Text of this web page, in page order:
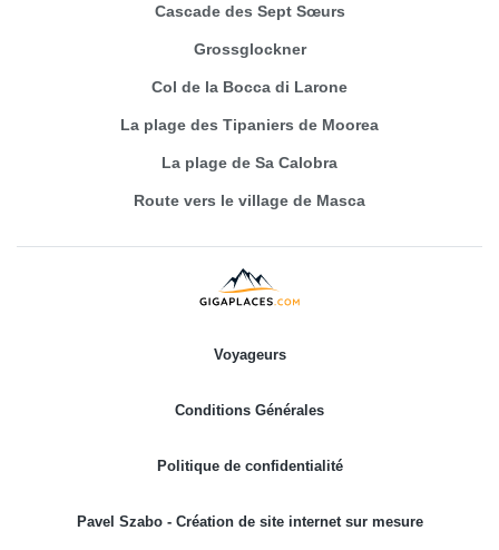
Cascade des Sept Sœurs
Grossglockner
Col de la Bocca di Larone
La plage des Tipaniers de Moorea
La plage de Sa Calobra
Route vers le village de Masca
Voyageurs
Conditions Générales
Politique de confidentialité
Pavel Szabo - Création de site internet sur mesure